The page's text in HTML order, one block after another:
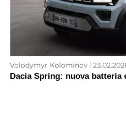
Volodymyr Kolominov
Dacia Spring: nuova batteria